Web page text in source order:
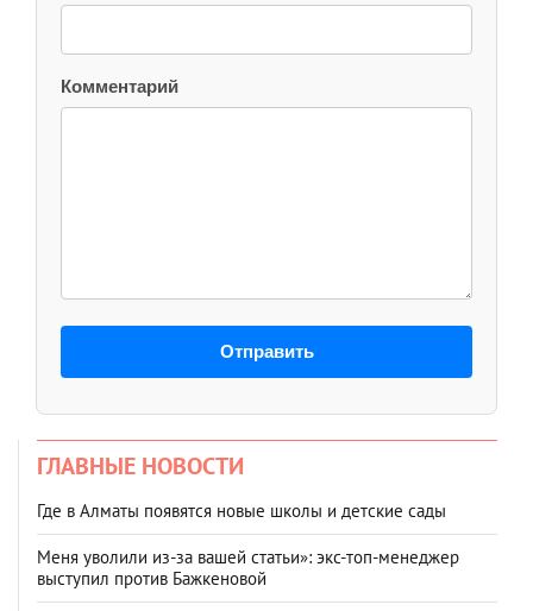
Комментарий
Отправить
ГЛАВНЫЕ НОВОСТИ
Где в Алматы появятся новые школы и детские сады
Меня уволили из-за вашей статьи»: экс-топ-менеджер
выступил против Бажкеновой